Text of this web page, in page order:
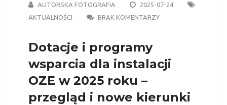
AUTORSKA FOTOGRAFIA
2025-07-24
AKTUALNOŚCI
BRAK KOMENTARZY
Dotacje i programy
wsparcia dla instalacji
OZE w 2025 roku –
przegląd i nowe kierunki